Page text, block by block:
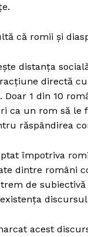
că romii și
distanța
directă
1 din 10
ca un rom să le
răspândirea
împotriva
dintre români
de
acest